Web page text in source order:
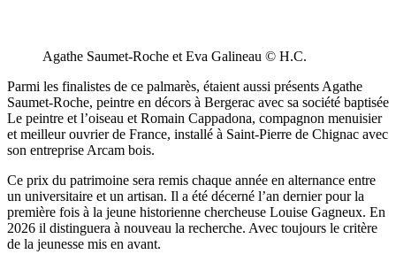
Agathe Saumet-Roche et Eva Galineau © H.C.
Parmi les finalistes de ce palmarès, étaient aussi présents Agathe
Saumet-Roche, peintre en décors à Bergerac avec sa société baptisée
Le peintre et l’oiseau et Romain Cappadona, compagnon menuisier
et meilleur ouvrier de France, installé à Saint-Pierre de Chignac avec
son entreprise Arcam bois.
Ce prix du patrimoine sera remis chaque année en alternance entre
un universitaire et un artisan. Il a été décerné l’an dernier pour la
première fois à la jeune historienne chercheuse Louise Gagneux. En
2026 il distinguera à nouveau la recherche. Avec toujours le critère
de la jeunesse mis en avant.